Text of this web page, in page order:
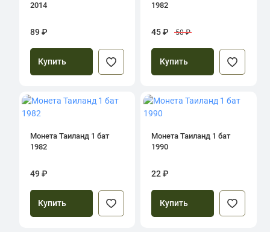
2014
89 ₽
Купить
1982
45 ₽ 50 ₽
Купить
Монета Таиланд 1 бат
1982
49 ₽
Купить
Монета Таиланд 1 бат
1990
22 ₽
Купить